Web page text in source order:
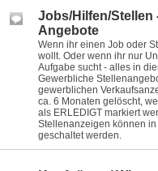
Jobs/Hilfen/Stellen
Angebote
Wenn ihr einen Job oder
wollt. Oder wenn ihr nur
Aufgabe sucht - alles in
Gewerbliche
gewerblichen
ca. 6 Monaten gelöscht,
als ERLEDIGT markiert
Stellenanzeigen können
geschaltet werden.